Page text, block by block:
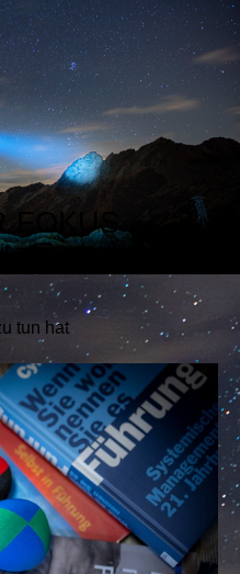
FOKUS
Organisationen.
tun hat